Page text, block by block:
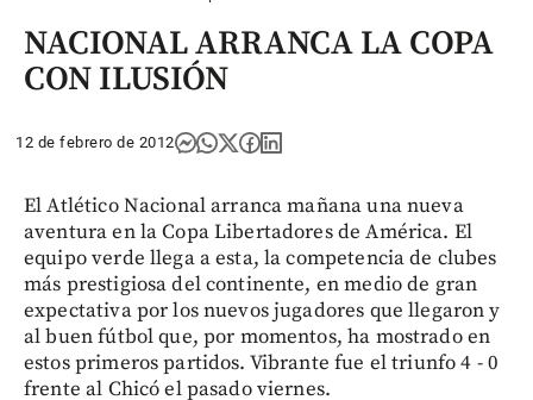
NACIONAL ARRANCA LA COPA
CON ILUSIÓN
12 de febrero de 2012
El Atlético Nacional arranca mañana una nueva
aventura en la Copa Libertadores de América. El
equipo verde llega a esta, la competencia de clubes
más prestigiosa del continente, en medio de gran
expectativa por los nuevos jugadores que llegaron y
al buen fútbol que, por momentos, ha mostrado en
estos primeros partidos. Vibrante fue el triunfo 4 - 0
frente al Chicó el pasado viernes.